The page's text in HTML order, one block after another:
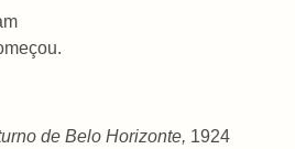
de Belo Horizonte, 1924